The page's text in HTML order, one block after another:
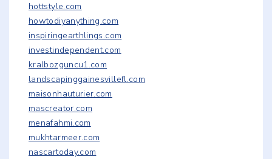
hottstyle.com
howtodiyanything.com
inspiringearthlings.com
investindependent.com
kralbozguncu1.com
landscapinggainesvillefl.com
maisonhauturier.com
mascreator.com
menafahmi.com
mukhtarmeer.com
nascartoday.com